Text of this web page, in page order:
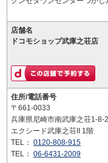
店舗名
ドコモショップ武庫之荘店
住所/電話番号
〒661-0033
兵庫県尼崎市南武庫之荘1-8-
エクシード武庫之荘II 1階
TEL： 0120-808-915
TEL： 06-6431-2009